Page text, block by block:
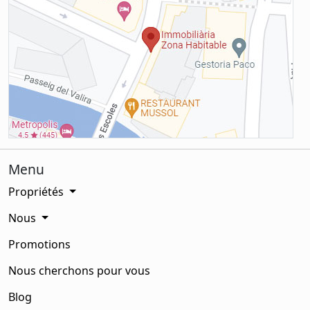
Menu
Propriétés
Nous
Promotions
Nous cherchons pour vous
Blog